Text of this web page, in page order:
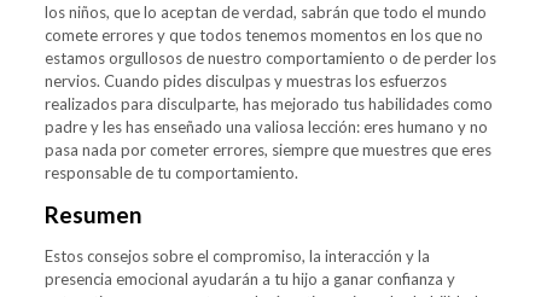
los niños, que lo aceptan de verdad, sabrán que todo el mundo
comete errores y que todos tenemos momentos en los que no
estamos orgullosos de nuestro comportamiento o de perder los
nervios. Cuando pides disculpas y muestras los esfuerzos
realizados para disculparte, has mejorado tus habilidades como
padre y les has enseñado una valiosa lección: eres humano y no
pasa nada por cometer errores, siempre que muestres que eres
responsable de tu comportamiento.
Resumen
Estos consejos sobre el compromiso, la interacción y la
presencia emocional ayudarán a tu hijo a ganar confianza y